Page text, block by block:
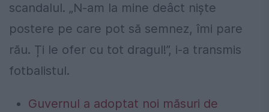
scandalul. „N-am la mine deâct niște
postere pe care pot să semnez, îmi pare
rău. Ți le ofer cu tot dragul!”, i-a transmis
fotbalistul.
Guvernul a adoptat noi măsuri de